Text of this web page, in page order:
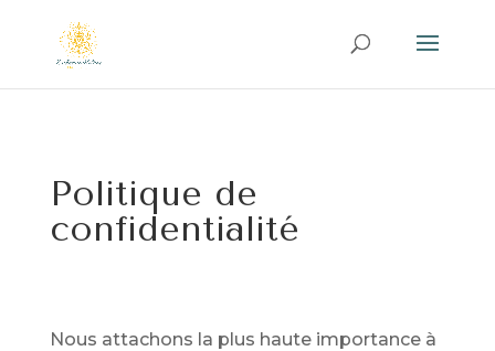
Politique de
confidentialité
Nous attachons la plus haute importance à